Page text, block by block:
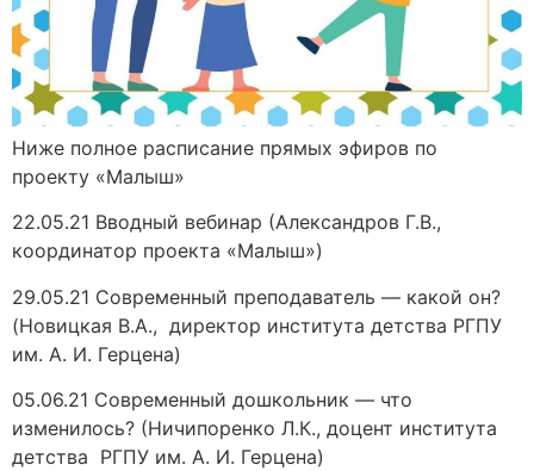
Ниже полное расписание прямых эфиров по
проекту «Малыш»
22.05.21 Вводный вебинар (Александров Г.В.,
координатор проекта «Малыш»)
29.05.21 Современный преподаватель — какой он?
(Новицкая В.А., директор института детства РГПУ
им. А. И. Герцена)
05.06.21 Современный дошкольник — что
изменилось? (Ничипоренко Л.К., доцент института
детства РГПУ им. А. И. Герцена)